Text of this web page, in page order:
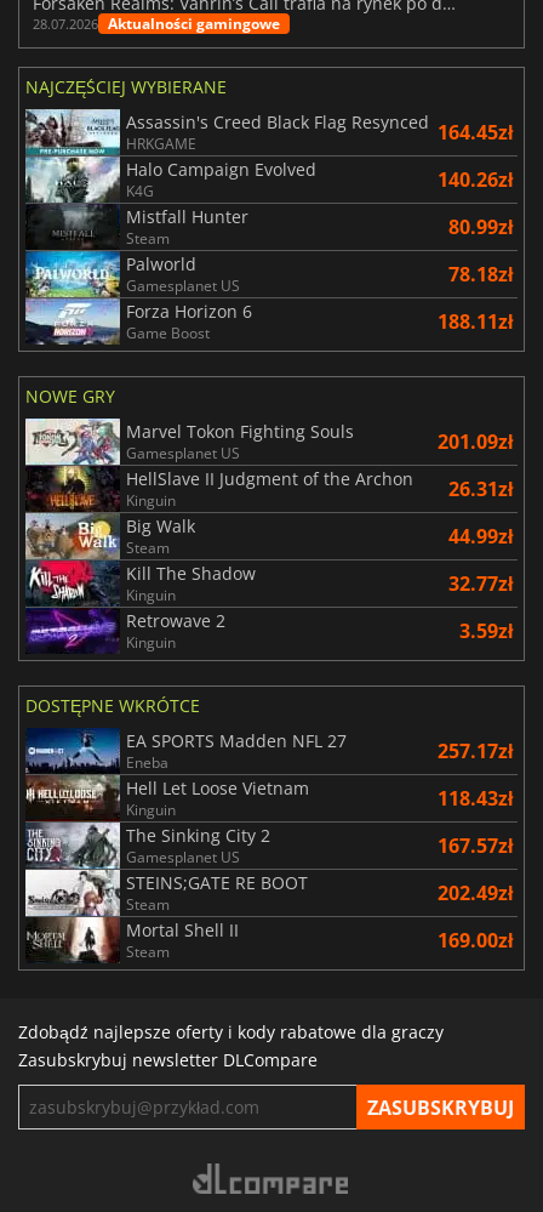
28.07.2026 Aktualności gamingowe
NAJCZĘŚCIEJ WYBIERANE
Assassin's Creed Black Flag Resynced
HRKGAME 164.45zł
Halo Campaign Evolved
K4G 140.26zł
Mistfall Hunter
Steam 80.99zł
Palworld
Gamesplanet US 78.18zł
Forza Horizon 6
Game Boost 188.11zł
NOWE GRY
Marvel Tokon Fighting Souls
Gamesplanet US 201.09zł
HellSlave II Judgment of the Archon
Kinguin 26.31zł
Big Walk
Steam 44.99zł
Kill The Shadow
Kinguin 32.77zł
Retrowave 2
Kinguin 3.59zł
DOSTĘPNE WKRÓTCE
EA SPORTS Madden NFL 27
Eneba 257.17zł
Hell Let Loose Vietnam
Kinguin 118.43zł
The Sinking City 2
Gamesplanet US 167.57zł
STEINS;GATE RE BOOT
Steam 202.49zł
Mortal Shell II
Steam 169.00zł
Zdobądź najlepsze oferty i kody rabatowe dla graczy
Zasubskrybuj newsletter DLCompare